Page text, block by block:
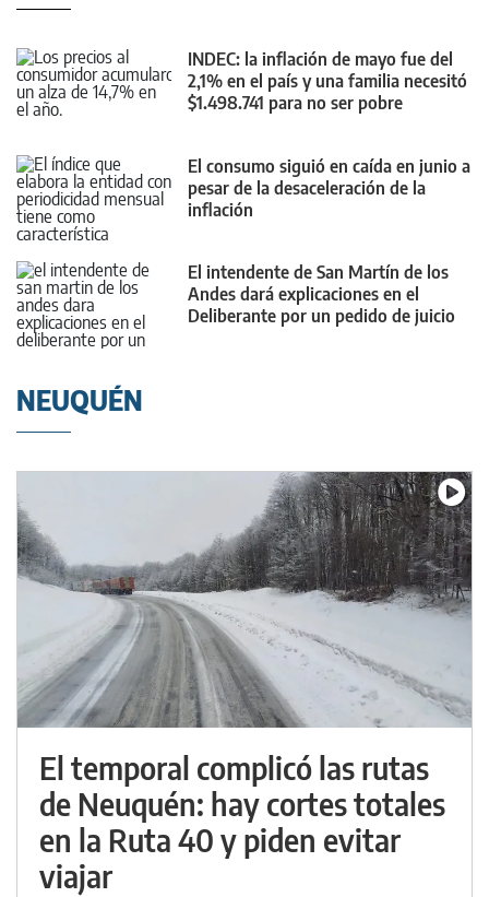
INDEC: la inflación de mayo fue del
2,1% en el país y una familia necesitó
$1.498.741 para no ser pobre
El consumo siguió en caída en junio a
pesar de la desaceleración de la
inflación
El intendente de San Martín de los
Andes dará explicaciones en el
Deliberante por un pedido de juicio
NEUQUÉN
El temporal complicó las rutas
de Neuquén: hay cortes totales
en la Ruta 40 y piden evitar
viajar